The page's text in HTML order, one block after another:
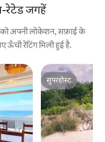
रेटेड जगहें
को अपनी लोकेशन, सफ़ाई के
ऊँची रेटिंग मिली हुई है.
सुपरहोस्ट
सुपरहोस्ट